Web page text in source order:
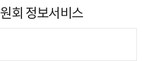
회 정보서비스